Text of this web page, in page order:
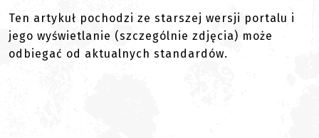
Ten artykuł pochodzi ze starszej wersji portalu i
jego wyświetlanie (szczególnie zdjęcia) może
odbiegać od aktualnych standardów.